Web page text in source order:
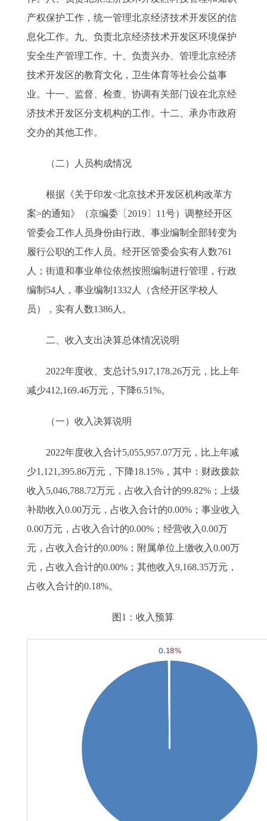
产权保护工作，统一管理北京经济技术开发区的信
息化工作。九、负责北京经济技术开发区环境保护
安全生产管理工作。十、负责兴办、管理北京经济
技术开发区的教育文化，卫生体育等社会公益事
业。十一、监督、检查、协调有关部门设在北京经
济技术开发区分支机构的工作。十二、承办市政府
交办的其他工作。
（二）人员构成情况
根据《关于印发<北京技术开发区机构改革方
案>的通知》（京编委〔2019〕11号）调整经开区
管委会工作人员身份由行政、事业编制全部转变为
履行公职的工作人员。经开区管委会实有人数761
人；街道和事业单位依然按照编制进行管理，行政
编制54人，事业编制1332人（含经开区学校人
员），实有人数1386人。
二、收入支出决算总体情况说明
2022年度收、支总计5,917,178.26万元，比上年
减少412,169.46万元，下降6.51%。
（一）收入决算说明
2022年度收入合计5,055,957.07万元，比上年减
少1,121,395.86万元，下降18.15%，其中：财政拨款
收入5,046,788.72万元，占收入合计的99.82%；上级
补助收入0.00万元，占收入合计的0.00%；事业收入
0.00万元，占收入合计的0.00%；经营收入0.00万
元，占收入合计的0.00%；附属单位上缴收入0.00万
元，占收入合计的0.00%；其他收入9,168.35万元，
占收入合计的0.18%。
图1：收入预算